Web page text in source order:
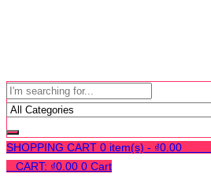
SHOPPING CART 0 item(s) - ₫0.00
CART: ₫0.00 0 Cart